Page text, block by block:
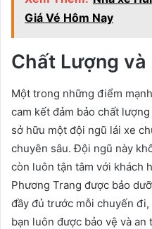
Giá Vé Hôm Nay
Chất Lượng và
Một trong những điểm
cam kết đảm bảo chất
sở hữu một đội ngũ lái xe
chuyên sâu. Đội ngũ này
còn luôn tận tâm với khách
Phương Trang được bảo
đầy đủ trước mỗi chuyến
bạn luôn được bảo vệ và an